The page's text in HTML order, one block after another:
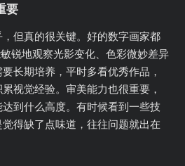
要
但真的很关键。好的数字画家都
锐地观察光影变化、色彩微妙差异
长期培养，平时多看优秀作品，
视觉经验。审美能力也很重要，
到什么高度。有时候看到一些技
得缺了点味道，往往问题就出在